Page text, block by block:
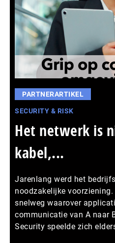
PARTNERARTIKEL
SECURITY & RISK
Het netwerk is
kabel,...
Jarenlang werd het
noodzakelijke
snelweg waarover
communicatie van A naar
Security speelde zich